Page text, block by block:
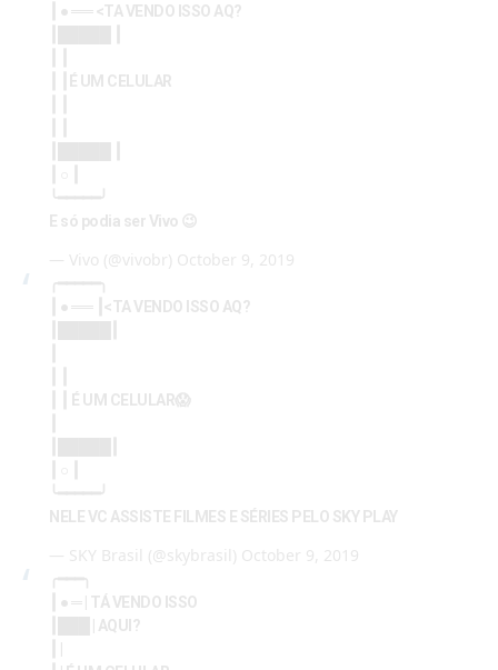
┃ ● ══ <TA VENDO ISSO AQ?
┃ ┃É UM CELULAR
╰━━━━━╯
E só podia ser Vivo 😉
— Vivo (@vivobr) October 9, 2019
╭━━━━━╮
┃ ● ══ ┃<TA VENDO ISSO AQ?
┃ ┃ É UM CELULAR😱
╰━━━━━╯
NELE VC ASSISTE FILMES E SÉRIES PELO SKY PLAY
— SKY Brasil (@skybrasil) October 9, 2019
╭━━━╮
┃ ● ═ | TÁ VENDO ISSO
┃███ | AQUI?